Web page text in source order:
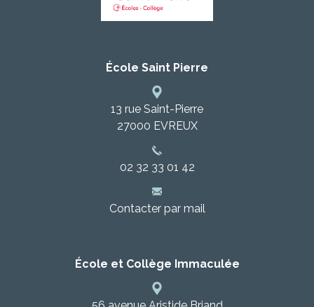
Règlement intérieur
Actualités / Vie à l'école
École Saint Pierre
13 rue Saint-Pierre
27000 EVREUX
02 32 33 01 42
Contacter par mail
École et Collège Immaculée